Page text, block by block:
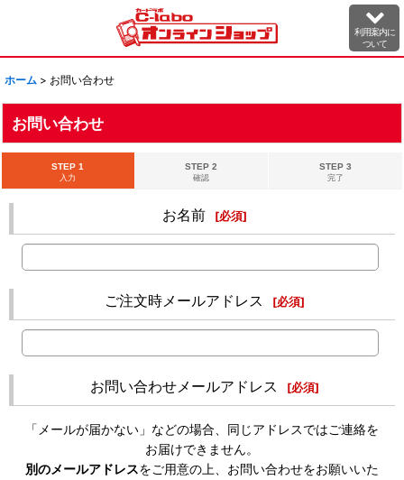
利用案内に
ついて
ホーム > お問い合わせ
お問い合わせ
STEP 1
入力
STEP 2
確認
STEP 3
完了
お名前 [必須]
ご注文時メールアドレス [必須]
お問い合わせメールアドレス [必須]
「メールが届かない」などの場合、同じアドレスではご連絡を
お届けできません。
別のメールアドレスをご用意の上、お問い合わせをお願いいた